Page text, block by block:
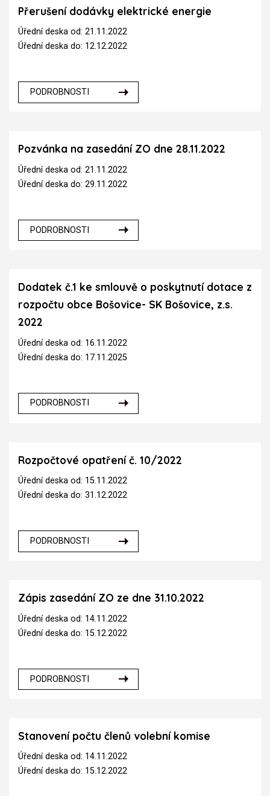
Přerušení dodávky elektrické energie
Úřední deska od: 21.11.2022
Úřední deska do: 12.12.2022
PODROBNOSTI
Pozvánka na zasedání ZO dne 28.11.2022
Úřední deska od: 21.11.2022
Úřední deska do: 29.11.2022
PODROBNOSTI
Dodatek č.1 ke smlouvě o poskytnutí dotace z
rozpočtu obce Bošovice- SK Bošovice, z.s.
2022
Úřední deska od: 16.11.2022
Úřední deska do: 17.11.2025
PODROBNOSTI
Rozpočtové opatření č. 10/2022
Úřední deska od: 15.11.2022
Úřední deska do: 31.12.2022
PODROBNOSTI
Zápis zasedání ZO ze dne 31.10.2022
Úřední deska od: 14.11.2022
Úřední deska do: 15.12.2022
PODROBNOSTI
Stanovení počtu členů volební komise
Úřední deska od: 14.11.2022
Úřední deska do: 15.12.2022